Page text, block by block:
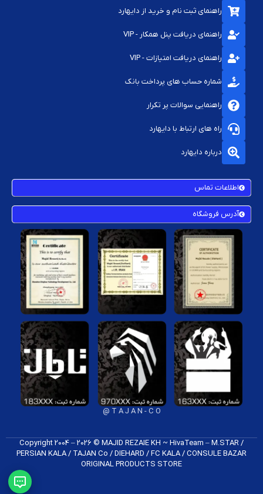
راهنمای ثبت نام و خرید از دایهارد
راهنمای دریافت پنل همکار - VIP
راهنمای دریافت امتیازات - VIP
شماره حساب های پرداخت بانک
راهنمایی سوالات پر تکرار
راه های ارتباط با دایهارد
درباره دایهارد
اطلاعات تماس
آدرس فروشگاه
T A J A N - C O @
Copyright 2004 – 2026 © MAJID REZAIE KH ~ HivaTeam – M.STAR /
PERSIAN KALA / TAJAN Co / DIEHARD / FC K​ALA / CONSULE BAZAR
ORIGINAL PRODUCTS​ STORE